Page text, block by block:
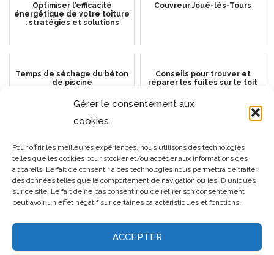
Gérer le consentement aux
cookies
Pour offrir les meilleures expériences, nous utilisons des technologies
telles que les cookies pour stocker et/ou accéder aux informations des
appareils. Le fait de consentir à ces technologies nous permettra de traiter
des données telles que le comportement de navigation ou les ID uniques
sur ce site. Le fait de ne pas consentir ou de retirer son consentement
peut avoir un effet négatif sur certaines caractéristiques et fonctions.
ACCEPTER
Optimiser l'efficacité
énergétique de votre toiture
: stratégies et solutions
Couvreur Joué-lès-Tours
Temps de séchage du béton
de piscine
Conseils pour trouver et
réparer les fuites sur le toit
en zinc : installation et
entretien
canal sur chevron triangulaire
: Techniques et conseils